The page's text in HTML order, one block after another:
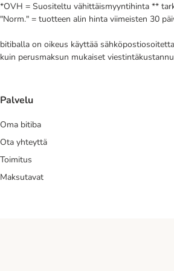
*OVH = Suositeltu vähittäismyyntihinta **
"Norm." = tuotteen alin hinta viimeisten 30
bitiballa on oikeus käyttää
kuin perusmaksun mukaiset
Palvelu
Oma bitiba
Ota yhteyttä
Toimitus
Maksutavat